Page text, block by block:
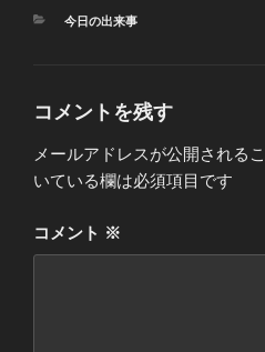
カ
今日の出来事
コメントを残す
メールアドレスが公開される
いている欄は必須項目です
コメント ※